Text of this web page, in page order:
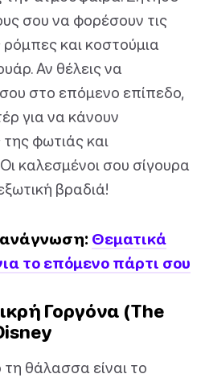
σου να φορέσουν τις
και κοστούμια
Αν θέλεις να
στο επόμενο επίπεδο,
για να κάνουν
της φωτιάς και
καλεσμένοι σου σίγουρα
βραδιά!
ανάγνωση: Θεματικά
το επόμενο πάρτι σου
Γοργόνα (The
θάλασσα είναι το